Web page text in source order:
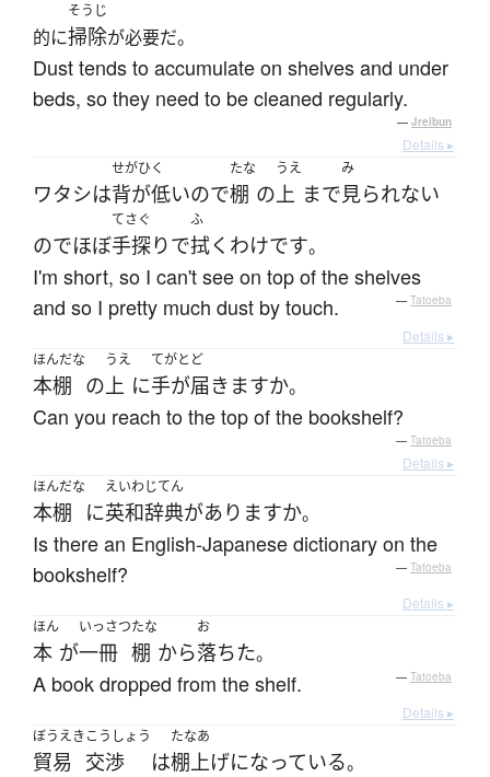
的に
そうじ
掃除が必要だ。
Dust tends to accumulate on shelves and under
beds, so they need to be cleaned regularly.
— Jreibun
Details ▸
ワタシは
せがひく
背が低いので
たな
棚 の
うえ
上 まで
み
見られない
のでほぼ
てさぐ
手探りで
ふ
拭く わけです。
I'm short, so I can't see on top of the shelves
and so I pretty much dust by touch.
— Tatoeba
Details ▸
ほんだな
本棚 の
うえ
上 に
てがとど
手が届きますか。
Can you reach to the top of the bookshelf?
— Tatoeba
Details ▸
ほんだな
本棚 に
えいわじてん
英和辞典がありますか。
Is there an English-Japanese dictionary on the
bookshelf?
— Tatoeba
Details ▸
ほん
本 が
いっさつ
一冊
たな
棚 から
お
落ちた。
A book dropped from the shelf. — Tatoeba
Details ▸
ぼうえき
貿易
こうしょう
交渉 は
たなあ
棚上げになっている。